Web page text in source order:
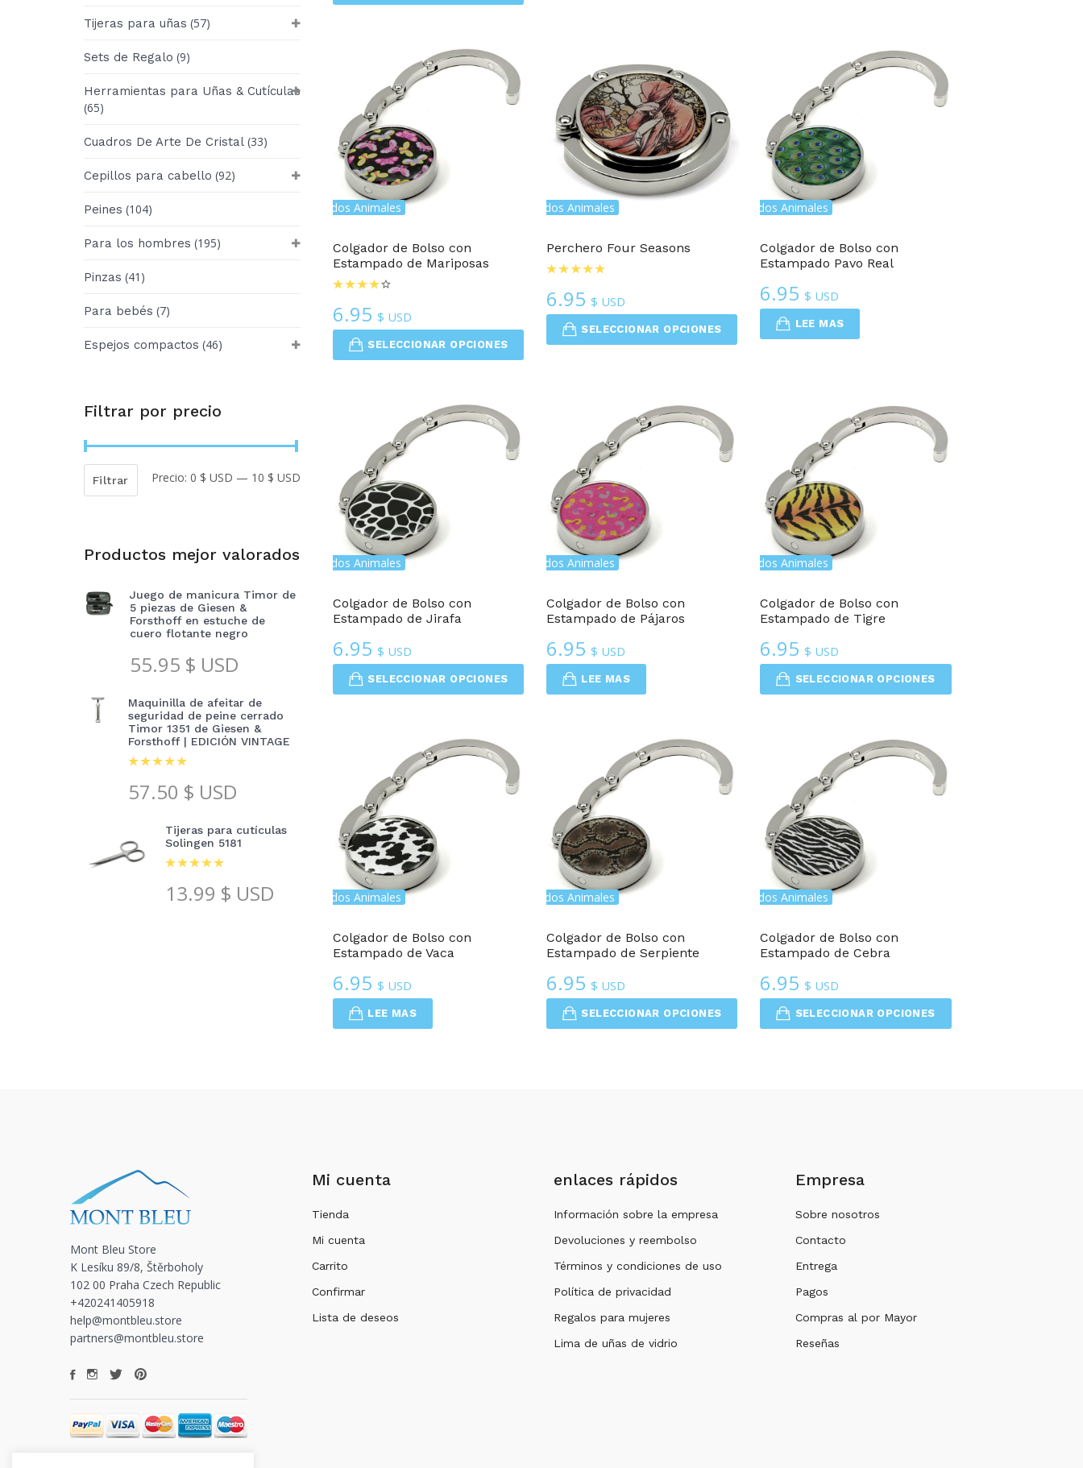
Tijeras para uñas (57)
Sets de Regalo (9)
Herramientas para Uñas & Cutículas
(65)
Cuadros De Arte De Cristal (33)
Cepillos para cabello (92)
Peines (104)
Para los hombres (195)
Pinzas (41)
Para bebés (7)
Espejos compactos (46)
Filtrar por precio
mínimo
máximo
Filtrar Precio: 0 $ USD — 10 $ USD
Productos mejor valorados
Juego de manicura Timor de
5 piezas de Giesen &
Forsthoff en estuche de
cuero flotante negro
55.95 $ USD
Maquinilla de afeitar de
seguridad de peine cerrado
Timor 1351 de Giesen &
Forsthoff | EDICIÓN VINTAGE
57.50 $ USD
Tijeras para cutículas
Solingen 5181
13.99 $ USD
Colgadores De Bolso Con Estampados Animales
Colgador de Bolso con
Estampado de Mariposas
6.95 $ USD
SELECCIONAR OPCIONES
Colgadores De Bolso Con Estampados Animales
Perchero Four Seasons
6.95$ USD
SELECCIONAR OPCIONES
Colgadores De Bolso Con Estampados Animales
Colgador de Bolso con
Estampado Pavo Real
6.95$ USD
LEE MAS
Colgadores De Bolso Con Estampados Animales
Colgador de Bolso con
Estampado de Jirafa
6.95 $ USD
SELECCIONAR OPCIONES
Colgadores De Bolso Con Estampados Animales
Colgador de Bolso con
Estampado de Pájaros
6.95$ USD
LEE MAS
Colgadores De Bolso Con Estampados Animales
Colgador de Bolso con
Estampado de Tigre
6.95$ USD
SELECCIONAR OPCIONES
Colgadores De Bolso Con Estampados Animales
Colgador de Bolso con
Estampado de Vaca
6.95 $ USD
LEE MAS
Colgadores De Bolso Con Estampados Animales
Colgador de Bolso con
Estampado de Serpiente
6.95$ USD
SELECCIONAR OPCIONES
Colgadores De Bolso Con Estampados Animales
Colgador de Bolso con
Estampado de Cebra
6.95$ USD
SELECCIONAR OPCIONES
Mont Bleu Store
K Lesíku 89/8, Štěrboholy
102 00 Praha Czech Republic
+420241405918
help@montbleu.store
partners@montbleu.store
Mi cuenta
Tienda
Mi cuenta
Carrito
Confirmar
Lista de deseos
enlaces rápidos
Información sobre la empresa
Devoluciones y reembolso
Términos y condiciones de uso
Política de privacidad
Regalos para mujeres
Lima de uñas de vidrio
Empresa
Sobre nosotros
Contacto
Entrega
Pagos
Compras al por Mayor
Reseñas